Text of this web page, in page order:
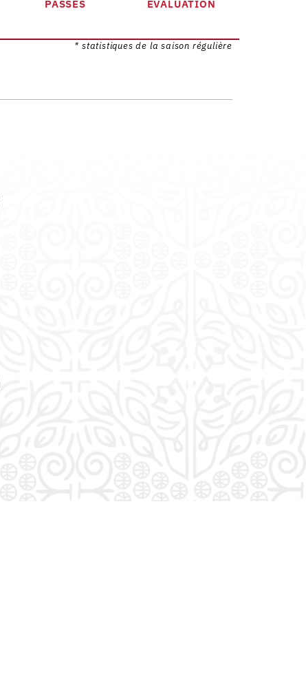
PASSES EVALUATION
* statistiques de la saison régulière